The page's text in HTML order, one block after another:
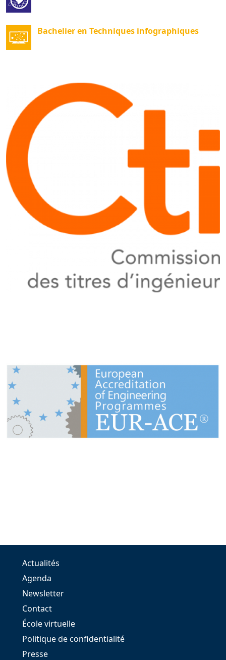
Bachelier en Techniques infographiques
Actualités
Agenda
Newsletter
Contact
École virtuelle
Politique de confidentialité
Presse